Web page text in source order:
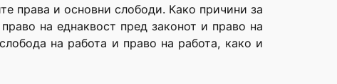
права и основни слободи. Како причини за
на еднаквост пред законот и право на
на работа и право на работа, како и